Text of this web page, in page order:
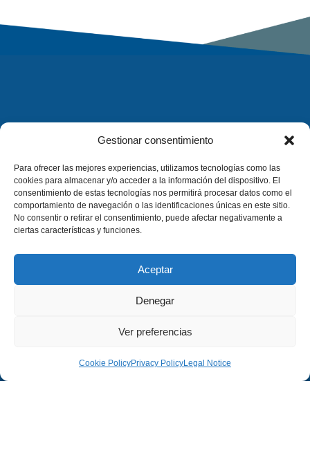
Gestionar consentimiento
Para ofrecer las mejores experiencias, utilizamos tecnologías como las
cookies para almacenar y/o acceder a la información del dispositivo. El
consentimiento de estas tecnologías nos permitirá procesar datos como el
comportamiento de navegación o las identificaciones únicas en este sitio.
No consentir o retirar el consentimiento, puede afectar negativamente a
ciertas características y funciones.
Aceptar
Denegar
Ver preferencias
Cookie PolicyPrivacy PolicyLegal Notice
Legal